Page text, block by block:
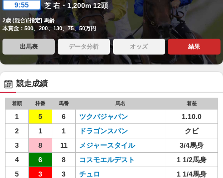
9:55 芝 右・1,200m 12頭
2歳 (混合)[指定] 馬齢
本賞金：500、200、130、75、50万円
出馬表 データ分析 オッズ 結果
競走成績
着順 枠番 馬番 馬名 着差
1 5 6 ツクバジャパン
1.10.0
2
1 1 ドラゴンスパン
クビ
3
8 11 メジャースタイル
3/4馬身
4
6 8 コスモエルデスト
1 1/2馬身
5
3 3 チュロ
1 1/4馬身